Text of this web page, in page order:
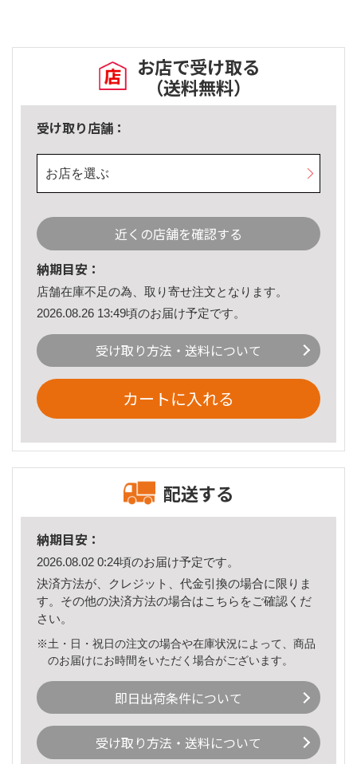
お店で受け取る
（送料無料）
受け取り店舗：
お店を選ぶ
近くの店舗を確認する
納期目安：
店舗在庫不足の為、取り寄せ注文となります。
2026.08.26 13:49頃のお届け予定です。
受け取り方法・送料について
カートに入れる
配送する
納期目安：
2026.08.02 0:24頃のお届け予定です。
決済方法が、クレジット、代金引換の場合に限りま
す。その他の決済方法の場合はこちら をご確認くだ
さい。
※土・日・祝日の注文の場合や在庫状況によって、商品
のお届けにお時間をいただく場合がございます。
即日出荷条件について
受け取り方法・送料について